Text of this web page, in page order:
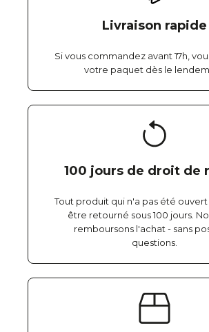
Livraison rapide
Si vous commandez avant 17h,
votre paquet dès le
100 jours de droit de
Tout produit qui n'a pas été
être retourné sous 100 jours.
remboursons l'achat - sans
questions.